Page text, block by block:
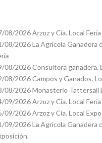
08/2026 Arzoz y Cia. Local Feria
08/2026 La Agrícola Ganadera
08/2026 Consultora ganadera.
08/2026 Campos y Ganados.
08/2026 Monasterio Tattersall
09/2026 Arzoz y Cia. Local Feria
09/2026 Arzoz y Cia. Local
09/2026 La Agricola Ganadera